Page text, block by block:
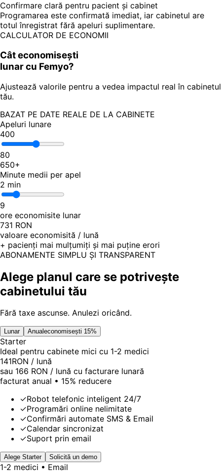
Confirmare clară pentru pacient și cabinet
Programarea este confirmată imediat, iar cabinetul are
totul înregistrat fără apeluri suplimentare.
CALCULATOR DE ECONOMII
Cât economisești
lunar cu Femyo?
Ajustează valorile pentru a vedea impactul real în cabinetul
tău.
BAZAT PE DATE REALE DE LA CABINETE
Apeluri lunare
400
80
650+
Minute medii per apel
2 min
9
ore economisite lunar
731 RON
valoare economisită / lună
+ pacienți mai mulțumiți și mai puține erori
ABONAMENTE SIMPLU ȘI TRANSPARENT
Alege planul care se potrivește
cabinetului tău
Fără taxe ascunse. Anulezi oricând.
Lunar Anualeconomisești 15%
Starter
Ideal pentru cabinete mici cu 1-2 medici
141RON / lună
sau 166 RON / lună cu facturare lunară
facturat anual • 15% reducere
✓Robot telefonic inteligent 24/7
✓Programări online nelimitate
✓Confirmări automate SMS & Email
✓Calendar sincronizat
✓Suport prin email
Alege Starter Solicită un demo
1-2 medici • Email